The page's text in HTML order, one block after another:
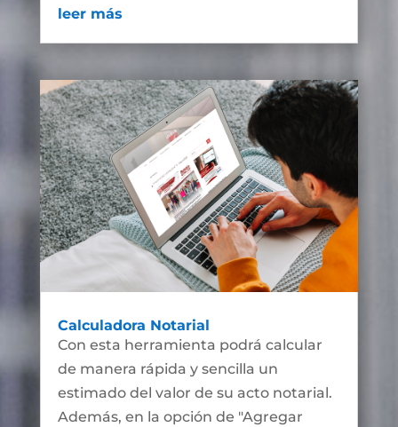
leer más
Calculadora Notarial
Con esta herramienta podrá calcular
de manera rápida y sencilla un
estimado del valor de su acto notarial.
Además, en la opción de "Agregar